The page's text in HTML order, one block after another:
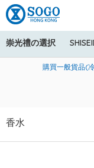
崇光禮の選択
美國運通
購買一般貨品(
寄送中國內地服務
香水